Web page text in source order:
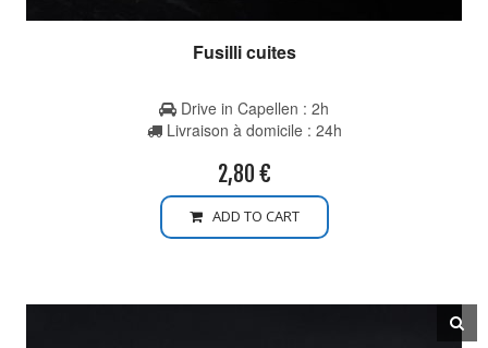
Fusilli cuites
Drive in Capellen : 2h
Livraison à domicile : 24h
2,80 €
ADD TO CART